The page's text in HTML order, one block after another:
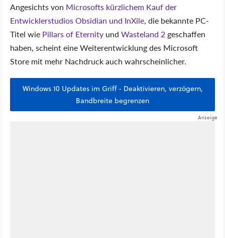
Angesichts von Microsofts kürzlichem Kauf der
Entwicklerstudios Obsidian und InXile, die bekannte PC-
Titel wie Pillars of Eternity und Wasteland 2 geschaffen
haben, scheint eine Weiterentwicklung des Microsoft
Store mit mehr Nachdruck auch wahrscheinlicher.
Windows 10 Updates im Griff - Deaktivieren, verzögern,
Bandbreite begrenzen